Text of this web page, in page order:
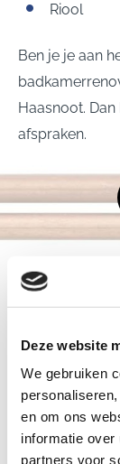
Deze website
We gebruiken
en om ons
informatie
partners voor
Riool
Ben je je aan
Haasnoot.
afspraken.